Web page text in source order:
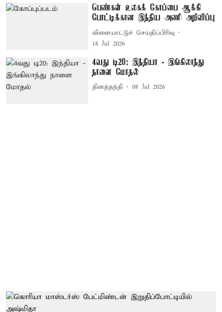
பெண்கள் உலகக் கோப்பை ஆக்கி
போட்டிக்கான இந்திய அணி அறிவிப்பு
விளையாட்டுச் செய்திப்பிரிவு
18 Jul 2026
4வது டி20: இந்தியா - இங்கிலாந்து
நாளை மோதல்
தினத்தந்தி 08 Jul 2026